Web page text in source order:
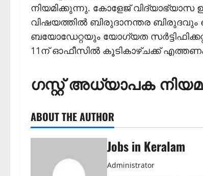
നിയമിക്കുന്നു. കോളേജ് വിദ്യാഭ്യാസ
വിഷയത്തില്‍ ബിരുദാനന്തര ബിരുദവും
ബയോഡേറ്റയും യോഗ്യത
11ന് ഓഫീസില്‍ കൂടികാഴ്ചക്ക്
ഗസ്റ്റ് അധ്യാപക
ABOUT THE AUTHOR
Jobs in Keralam
Administrator